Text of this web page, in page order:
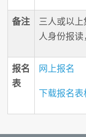
备注
三人或以
人身份报
报名
表
网上报名
下载报名表